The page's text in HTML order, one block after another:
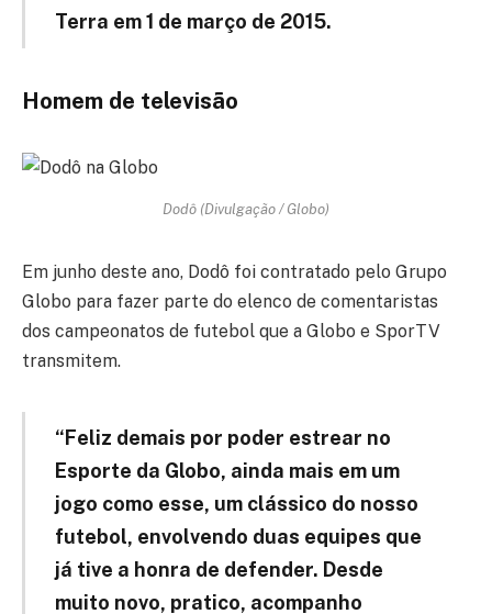
Terra em 1 de março de 2015.
Homem de televisão
Dodô (Divulgação / Globo)
Em junho deste ano, Dodô foi contratado pelo Grupo
Globo para fazer parte do elenco de comentaristas
dos campeonatos de futebol que a Globo e SporTV
transmitem.
“Feliz demais por poder estrear no
Esporte da Globo, ainda mais em um
jogo como esse, um clássico do nosso
futebol, envolvendo duas equipes que
já tive a honra de defender. Desde
muito novo, pratico, acompanho